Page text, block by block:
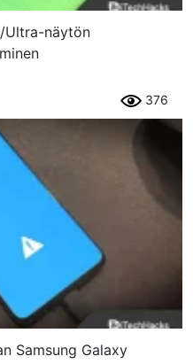
Ultra-näytön
376
Samsung Galaxy